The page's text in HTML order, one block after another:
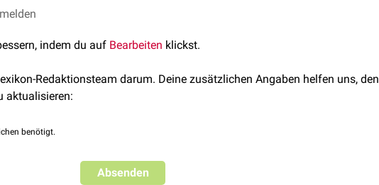
Aktivkohle
indem du auf Bearbeiten klickst.
Redaktionsteam darum. Deine zusätzlichen Angaben helfen uns, den
aktualisieren:
benötigt.
Absenden